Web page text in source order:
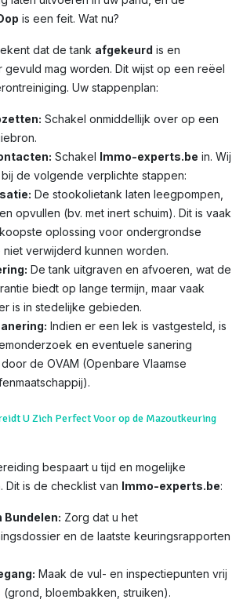
is een feit. Wat nu?
dat de tank afgekeurd is en
gevuld mag worden. Dit wijst op een reëel
Uw stappenplan:
Schakel onmiddellijk over op een
Schakel Immo-experts.be in. Wij
de volgende verplichte stappen:
De stookolietank laten leegpompen,
opvullen (bv. met inert schuim). Dit is vaak
oplossing voor ondergrondse
niet verwijderd kunnen worden.
De tank uitgraven en afvoeren, wat de
biedt op lange termijn, maar vaak
is in stedelijke gebieden.
Indien er een lek is vastgesteld, is
en eventuele sanering
de OVAM (Openbare Vlaamse
U Zich Perfect Voor op de Mazoutkeuring
bespaart u tijd en mogelijke
Dit is de checklist van Immo-experts.be:
Bundelen: Zorg dat u het
en de laatste keuringsrapporten
Maak de vul- en inspectiepunten vrij
(grond, bloembakken, struiken).